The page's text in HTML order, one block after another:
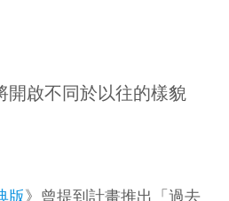
開啟不同於以往的樣貌
版》曾提到計畫推出「過去